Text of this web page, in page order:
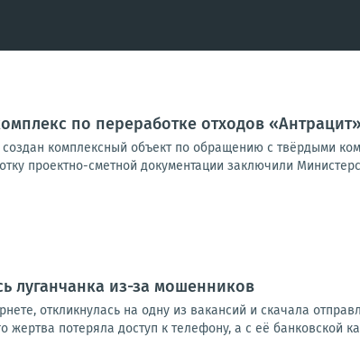
по переработке отходов «Антрацит»
комплексный объект по обращению с твёрдыми
проектно-сметной документации заключили
луганчанка из-за мошенников
откликнулась на одну из вакансий и скачала
жертва потеряла доступ к телефону, а с её банковской